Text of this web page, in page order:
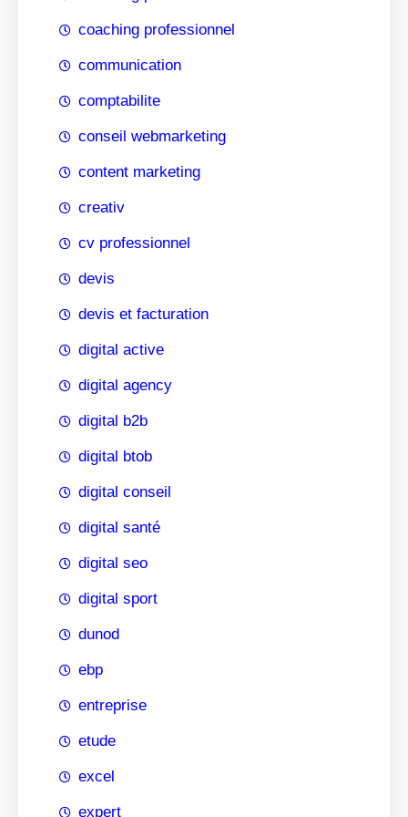
coaching professionnel
communication
comptabilite
conseil webmarketing
content marketing
creativ
cv professionnel
devis
devis et facturation
digital active
digital agency
digital b2b
digital btob
digital conseil
digital santé
digital seo
digital sport
dunod
ebp
entreprise
etude
excel
expert